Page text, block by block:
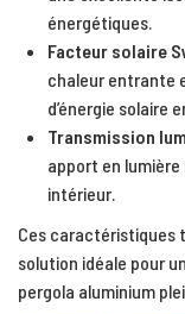
énergétiques.
Facteur solaire
chaleur entrante
d’énergie solaire
Transmission
apport en
intérieur.
Ces caractéristiques
solution idéale pour
pergola aluminium